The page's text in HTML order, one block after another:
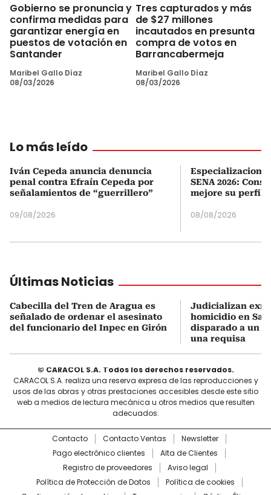
Gobierno se pronuncia y
confirma medidas para
garantizar energía en
puestos de votación en
Santander
Maribel Gallo Díaz
08/03/2026
Tres capturados y más
de $27 millones
incautados en presunta
compra de votos en
Barrancabermeja
Maribel Gallo Díaz
08/03/2026
Lo más leído
Iván Cepeda anuncia denuncia
penal contra Efraín Cepeda por
señalamientos de “guerrillero”
09/08/2026
SENA 2026:
mejore su perfil
08/08/2026
Últimas Noticias
Cabecilla del Tren de Aragua es
señalado de ordenar el asesinato
del funcionario del Inpec en Girón
Judicializan
homicidio en
disparado a un
una requisa
© CARACOL S.A. Todos los derechos reservados.
CARACOL S.A. realiza una reserva expresa de las reproducciones y
usos de las obras y otras prestaciones accesibles desde este sitio
web a medios de lectura mecánica u otros medios que resulten
adecuados.
Contacto Contacto Ventas
Newsletter
Pago electrónico clientes
Alta de Clientes
Registro de proveedores
Aviso legal
Política de Protección de Datos
Política de cookies